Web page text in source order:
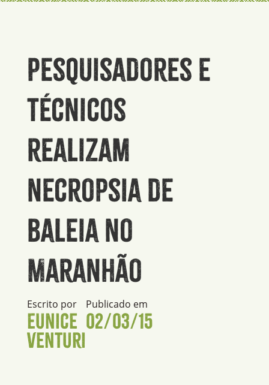
Pesquisadores e
técnicos
realizam
necropsia de
baleia no
Maranhão
Escrito por
Eunice
Venturi
Publicado em
02/03/15